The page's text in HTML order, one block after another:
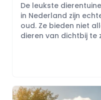
De leukste
in Nederland zijn
oud. Ze bieden niet
dieren van dichtbij te